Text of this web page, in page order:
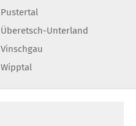
Pustertal
Überetsch-Unterland
Vinschgau
Wipptal